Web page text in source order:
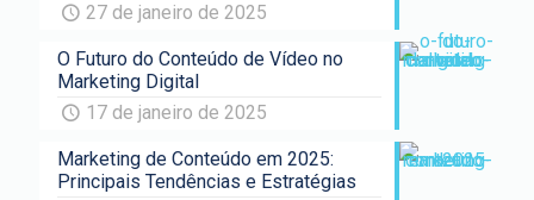
27 de janeiro de 2025
O Futuro do Conteúdo de Vídeo no
Marketing Digital
17 de janeiro de 2025
Marketing de Conteúdo em 2025:
Principais Tendências e Estratégias